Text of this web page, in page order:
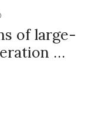
of large-
…